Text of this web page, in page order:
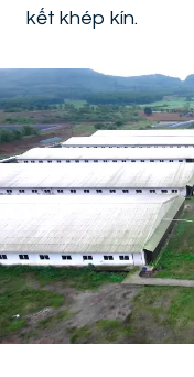
kết khép kín.